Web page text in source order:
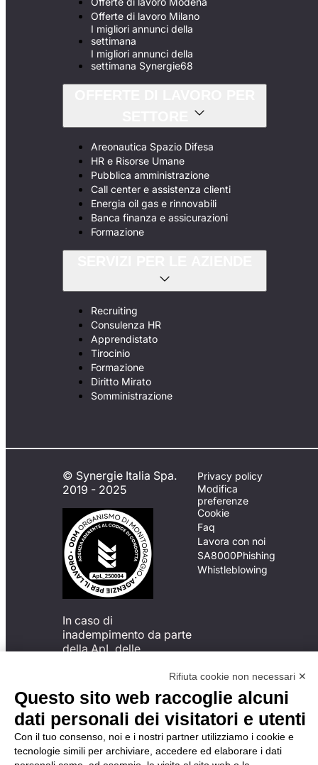
Offerte di lavoro Milano
I migliori annunci della
settimana
I migliori annunci della
settimana Synergie68
Areonautica Spazio Difesa
HR e Risorse Umane
Pubblica amministrazione
Call center e assistenza clienti
Energia oil gas e rinnovabili
Banca finanza e assicurazioni
Formazione
Recruiting
Consulenza HR
Apprendistato
Tirocinio
Formazione
Diritto Mirato
Somministrazione
© Synergie Italia Spa.
2019 - 2025
In caso di
inadempimento da parte
della ApL delle
del Codice di Condotta, è
possibile presentare un
reclamo
all’Organismo di
Monitoraggio utilizzando
una delle modalità
descritte al seguente
Privacy policy
Modifica
preferenze
Cookie
Faq
Lavora con noi
SA8000Phishing
Whistleblowing
Rifiuta cookie non necessari ✕
Questo sito web raccoglie alcuni
dati personali dei visitatori e utenti
Con il tuo consenso, noi e i nostri partner utilizziamo i cookie e
tecnologie simili per archiviare, accedere ed elaborare i dati